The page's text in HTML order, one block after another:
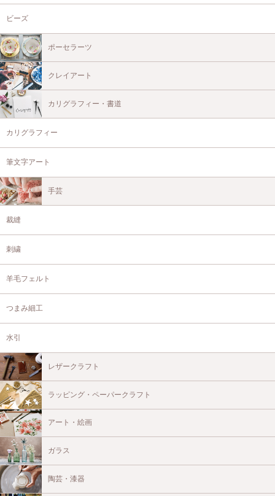
ビーズ
ポーセラーツ
クレイアート
カリグラフィー・書道
カリグラフィー
筆文字アート
手芸
裁縫
刺繍
羊毛フェルト
つまみ細工
水引
レザークラフト
ラッピング・ペーパークラフト
アート・絵画
ガラス
陶芸・漆器